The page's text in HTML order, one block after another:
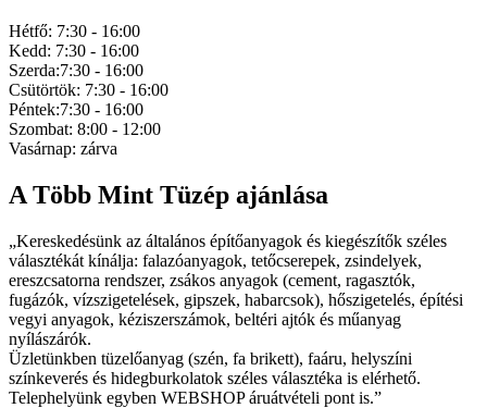
Hétfő: 7:30 - 16:00
Kedd: 7:30 - 16:00
Szerda:7:30 - 16:00
Csütörtök: 7:30 - 16:00
Péntek:7:30 - 16:00
Szombat: 8:00 - 12:00
Vasárnap: zárva
A Több Mint Tüzép ajánlása
„Kereskedésünk az általános építőanyagok és kiegészítők széles
választékát kínálja: falazóanyagok, tetőcserepek, zsindelyek,
ereszcsatorna rendszer, zsákos anyagok (cement, ragasztók,
fugázók, vízszigetelések, gipszek, habarcsok), hőszigetelés, építési
vegyi anyagok, kéziszerszámok, beltéri ajtók és műanyag
nyílászárók.
Üzletünkben tüzelőanyag (szén, fa brikett), faáru, helyszíni
színkeverés és hidegburkolatok széles választéka is elérhető.
Telephelyünk egyben WEBSHOP áruátvételi pont is.”